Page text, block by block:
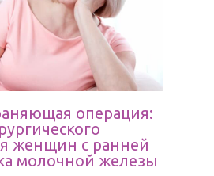
операция:
женщин с ранней
молочной железы